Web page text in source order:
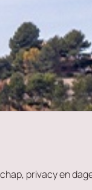
privacy en